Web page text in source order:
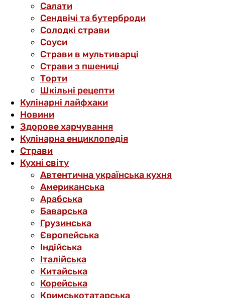
Салати
Сендвічі та бутерброди
Солодкі страви
Соуси
Страви в мультиварці
Страви з пшениці
Торти
Шкільні рецепти
Кулінарні лайфхаки
Новини
Здорове харчування
Кулінарна енциклопедія
Страви
Кухні світу
Автентична українська кухня
Американська
Арабська
Баварська
Грузинська
Європейська
Індійська
Італійська
Китайська
Корейська
Кримськотатарська